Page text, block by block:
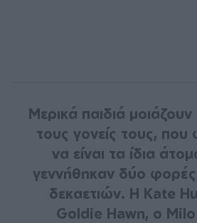
Μερικά παιδιά
τους γονείς τους, που
να είναι τα ίδια
γεννήθηκαν δύο
δεκαετιών. Η Kate
Goldie Hawn, ο Milo